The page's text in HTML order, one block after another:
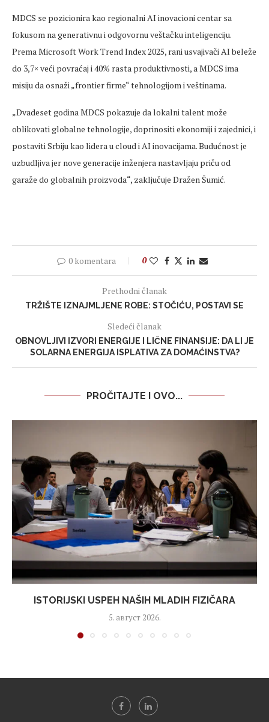
MDCS se pozicionira kao regionalni AI inovacioni centar sa
fokusom na generativnu i odgovornuveštačkuinteligenciju.
Prema Microsoft Work Trend Index 2025, raniusvajivačiAIbeleže
do 3,7× veći povraćaj i 40% rasta produktivnosti, a MDCS ima
misiju da osnaži„frontier firme“ tehnologijom iveštinama.
„Dvadeset godina MDCS pokazuje da lokalni talent može
oblikovati globalne tehnologije, doprinositi ekonomiji i zajednici, i
postaviti Srbiju kao lidera u cloud i AI inovacijama. Budućnost je
uzbudljiva jer nove generacije inženjera nastavljaju priču od
garaže do globalnih proizvoda“, zaključuje Dražen Šumić.
0 komentara 0
Prethodni članak
TRŽIŠTE IZNAJMLJENE ROBE: STOČIĆU, POSTAVI SE
Sledeći članak
OBNOVLJIVI IZVORI ENERGIJE I LIČNE FINANSIJE: DA LI JE
SOLARNA ENERGIJA ISPLATIVA ZA DOMAĆINSTVA?
PROČITAJTE I OVO...
ISTORIJSKI USPEH NAŠIH MLADIH FIZIČARA
5. август 2026.